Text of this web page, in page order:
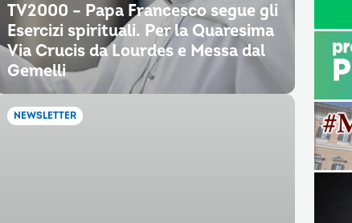
TV2000 – Papa Francesco segue gli
Esercizi spirituali. Per la Quaresima
Via Crucis da Lourdes e Messa dal
Gemelli
NEWSLETTER